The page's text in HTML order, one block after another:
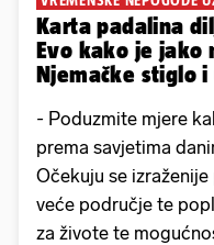
Karta padalina
Evo kako je jako
Njemačke stiglo
- Poduzmite mjere
prema savjetima
Očekuju se
veće područje te
za živote te